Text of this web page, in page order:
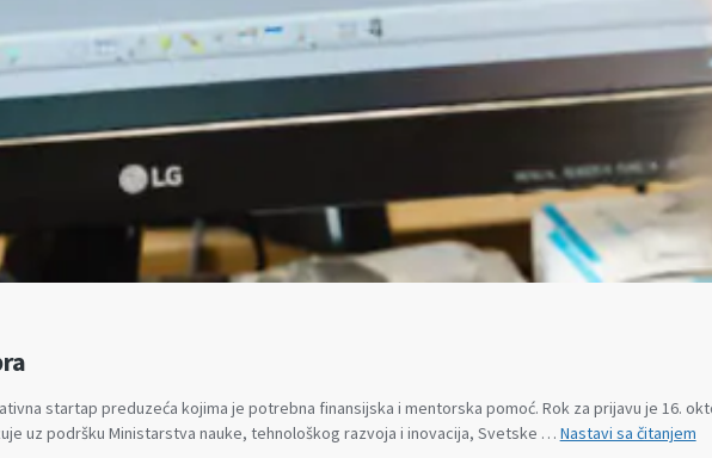
startap preduzeća kojima je potrebna finansijska i mentorska pomoć. Rok za prijavu je 16.
uz podršku Ministarstva nauke, tehnološkog razvoja i inovacija, Svetske … Nastavi sa čitanjem